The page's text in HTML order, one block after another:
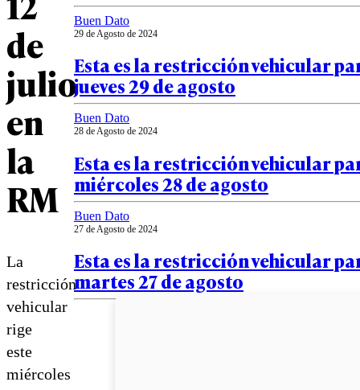
de
julio
en
la
RM
La
restricción
vehicular
rige
este
miércoles
Buen Dato
29 de Agosto de 2024
Esta es la restricción vehicular
jueves 29 de agosto
Buen Dato
28 de Agosto de 2024
Esta es la restricción vehicular
miércoles 28 de agosto
Buen Dato
27 de Agosto de 2024
Esta es la restricción vehicular
martes 27 de agosto